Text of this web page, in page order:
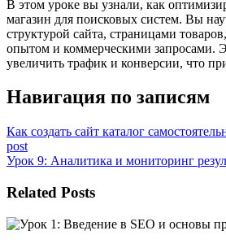
В этом уроке вы узнали, как
магазин для поисковых систем. Вы
структурой сайта, страницами
опытом и коммерческими запросами.
увеличить трафик и конверсии, что
Навигация по записям
Как создать сайт каталог
post
Урок 9: Аналитика и мониторинг
Related Posts